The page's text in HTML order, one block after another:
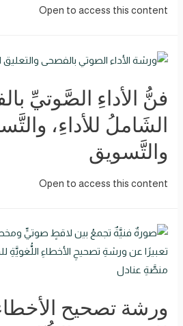
Open to access this content
فنُّ الأداءِ الصَّوتيِّ
الشَاملُ للأداءِ،
والتَّسويق
Open to access this content
ورشة تصحيح